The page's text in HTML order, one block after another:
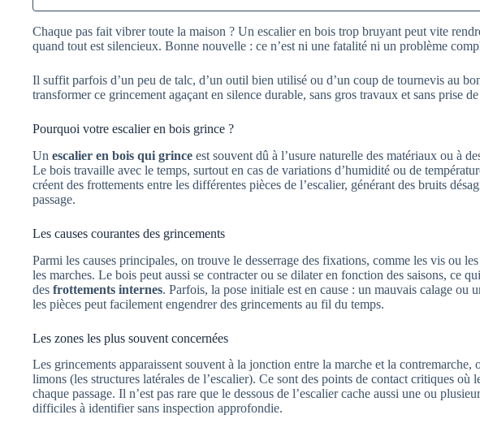
Chaque pas fait vibrer toute la maison ? Un escalier en bois trop bruyant peut vite
quand tout est silencieux. Bonne nouvelle : ce n’est ni une fatalité ni un problème
Il suffit parfois d’un peu de talc, d’un outil bien utilisé ou d’un coup de tournevis au
transformer ce grincement agaçant en silence durable, sans gros travaux et sans prise de
Pourquoi votre escalier en bois grince ?
Un escalier en bois qui grince est souvent dû à l’usure naturelle des matériaux ou à
Le bois travaille avec le temps, surtout en cas de variations d’humidité ou de
créent des frottements entre les différentes pièces de l’escalier, générant des bruits
passage.
Les causes courantes des grincements
Parmi les causes principales, on trouve le desserrage des fixations, comme les vis ou
les marches. Le bois peut aussi se contracter ou se dilater en fonction des saisons, ce
des frottements internes. Parfois, la pose initiale est en cause : un mauvais calage ou
les pièces peut facilement engendrer des grincements au fil du temps.
Les zones les plus souvent concernées
Les grincements apparaissent souvent à la jonction entre la marche et la contremarche,
limons (les structures latérales de l’escalier). Ce sont des points de contact critiques où
chaque passage. Il n’est pas rare que le dessous de l’escalier cache aussi une ou
difficiles à identifier sans inspection approfondie.